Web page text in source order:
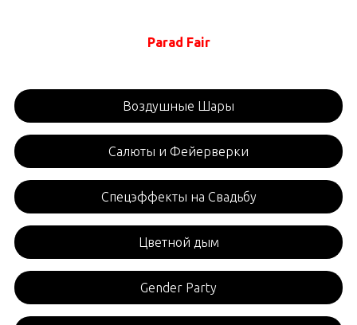
Parad Fair
Воздушные Шары
Салюты и Фейерверки
Спецэффекты на Свадьбу
Цветной дым
Gender Party